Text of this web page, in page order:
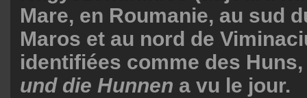
Mare, en Roumanie, au sud
Maros et au nord de
identifiées comme des
und die Hunnen a vu le jour.